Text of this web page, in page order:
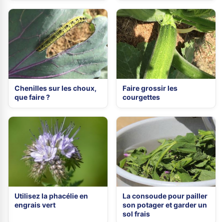
Chenilles sur les choux,
que faire ?
Faire grossir les
courgettes
Utilisez la phacélie en
engrais vert
La consoude pour pailler
son potager et garder un
sol frais